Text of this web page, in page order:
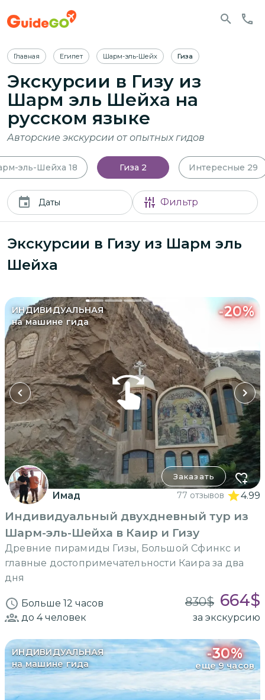
Главная Египет Шарм-эль-Шейх Гиза
Экскурсии в Гизу из
Шарм эль Шейха на
русском языке
Авторские экскурсии от опытных гидов
эль-Шейха 18 Гиза 2 Интересные 29
Даты Фильтр
Экскурсии в Гизу из Шарм эль
Шейха
ИНДИВИДУАЛЬНАЯ
на машине гида
-20%
Заказать
Имад 77 отзывов 4.99
Индивидуальный двухдневный тур из
Шарм-эль-Шейха в Каир и Гизу
Древние пирамиды Гизы, Большой Сфинкс и
главные достопримечательности Каира за два
дня
Больше 12 часов 830$ 664$
до 4человек за экскурсию
ИНДИВИДУАЛЬНАЯ
на машине гида
-30%
еще 9 часов